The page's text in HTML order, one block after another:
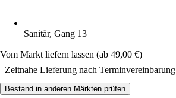
Sanitär, Gang 13
Vom Markt liefern lassen (ab 49,00 €)
Zeitnahe Lieferung nach Terminvereinbarung
Bestand in anderen Märkten prüfen